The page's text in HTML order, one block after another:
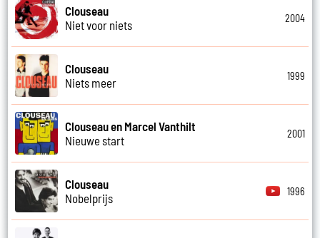
Clouseau
Niet voor niets
2004
Clouseau
Niets meer
1999
Clouseau en Marcel Vanthilt
Nieuwe start
2001
Clouseau
Nobelprijs
1996